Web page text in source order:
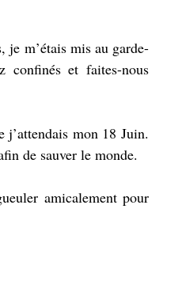
je m’étais mis au garde-
confinés et faites-nous
j’attendais mon 18 Juin.
de sauver le monde.
amicalement pour